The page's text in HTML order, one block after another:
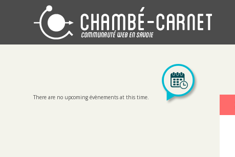
There are no upcoming évènements at this time.